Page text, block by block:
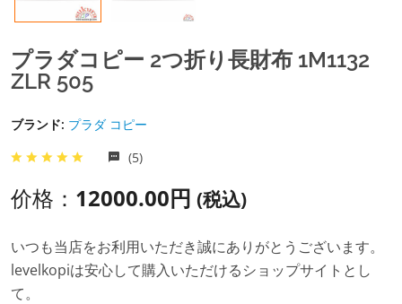
プラダコピー 2つ折り長財布 1M1132
ZLR 505
ブランド: プラダ コピー
(5)
价格： 12000.00円 (税込)
いつも当店をお利用いただき誠にありがとうございます。
levelkopiは安心して購入いただけるショップサイトとし
て。